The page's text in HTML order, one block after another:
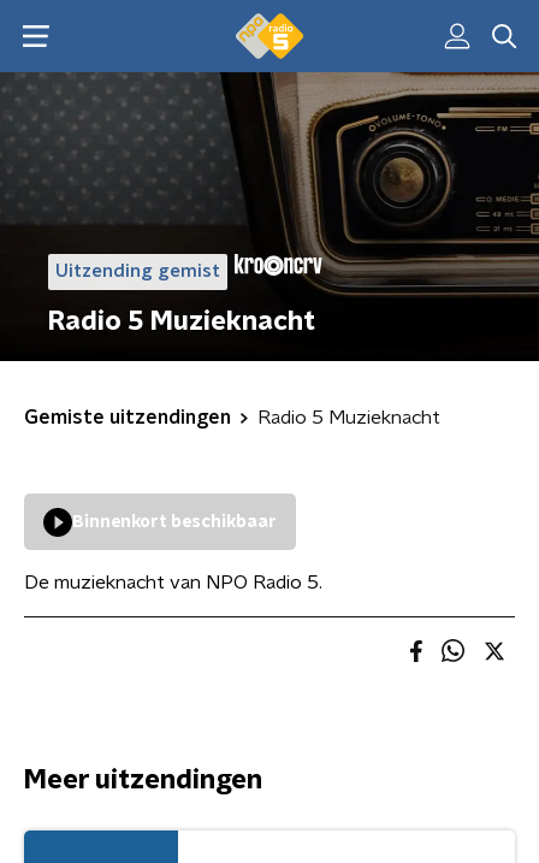
Uitzending gemist
Radio 5 Muzieknacht
Gemiste uitzendingen Radio 5 Muzieknacht
Binnenkort beschikbaar
De muzieknacht van NPO Radio 5.
Meer uitzendingen